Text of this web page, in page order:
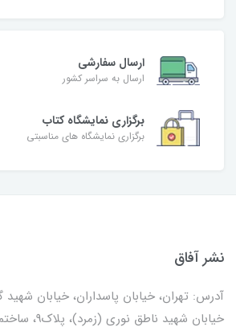
ارسال سفارشی
ارسال به سراسر کشور
برگزاری نمایشگاه کتاب
برگزاری نمایشگاه های مناسبتی
نشر آفاق
آدرس: تهران، خیابان پاسداران، خیابان
خیابان شهید ناطق نوری (زمرد)، پلاک9، ساختمان زمرد، طبقه دوم